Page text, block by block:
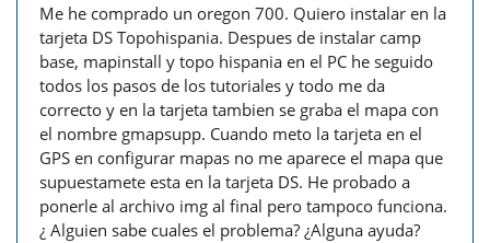
Me he comprado un oregon 700. Quiero instalar en la
tarjeta DS Topohispania. Despues de instalar camp
base, mapinstall y topo hispania en el PC he seguido
todos los pasos de los tutoriales y todo me da
correcto y en la tarjeta tambien se graba el mapa con
el nombre gmapsupp. Cuando meto la tarjeta en el
GPS en configurar mapas no me aparece el mapa que
supuestamete esta en la tarjeta DS. He probado a
ponerle al archivo img al final pero tampoco funciona.
¿ Alguien sabe cuales el problema? ¿Alguna ayuda?